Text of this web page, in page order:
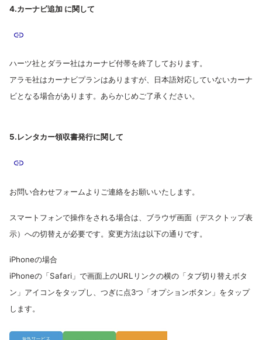
4.カーナビ追加 に関して
ハーツ社とダラー社はカーナビ付帯を終了しております。
アラモ社はカーナビプランはありますが、日本語対応していないカーナ
ビとなる場合があります。あらかじめご了承ください。
5.レンタカー領収書発行に関して
お問い合わせフォームよりご連絡をお願いいたします。
スマートフォンで操作をされる場合は、 ブラウザ画面（デスクトップ表
示）への切替えが必要です。変更方法は以下の通りです。
iPhoneの場合
iPhoneの「Safari」で画面上のURLリンクの横の「タブ切り替えボタ
ン」アイコンをタップし、つぎに点3つ「オプションボタン」をタップ
します。